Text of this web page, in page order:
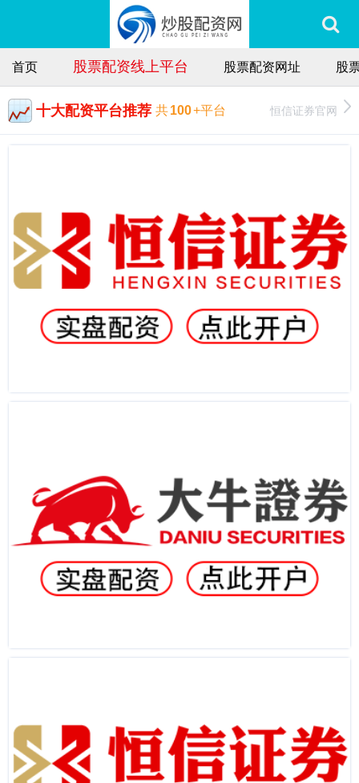
首页 股票配资线上平台 股票配资网址 股
十大配资平台推荐 共100+平台 恒信证券官网